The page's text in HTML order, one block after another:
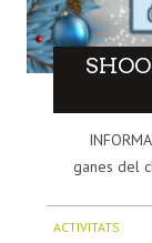
ganes del
ACTIVITATS